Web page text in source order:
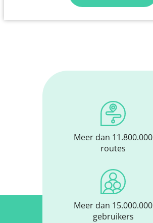
Meer dan 11.800.000
routes
Meer dan 15.000.000
gebruikers